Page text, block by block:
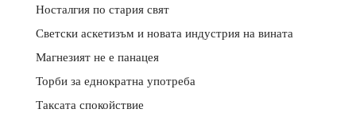
Носталгия по стария свят
Светски аскетизъм и новата индустрия на вината
Магнезият не е панацея
Торби за еднократна употреба
Таксата спокойствие